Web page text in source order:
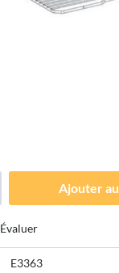
Ajouter au
Évaluer
E3363